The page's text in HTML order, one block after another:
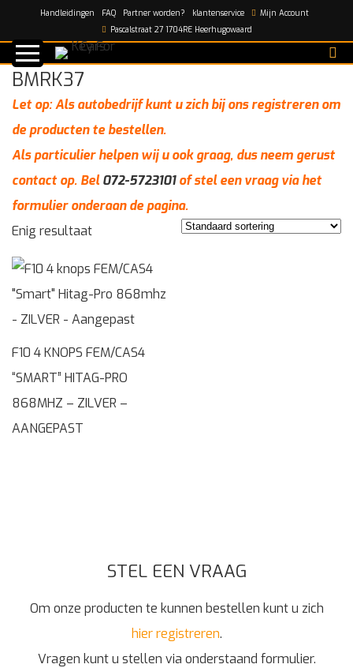
Handleidingen FAQ Partner worden? klantenservice
Mijn Account
Pascalstraat 27 1704RE Heerhugowaard
Home/BMRK37
BMRK37
Let op: Als autobedrijf kunt u zich bij ons registreren om
de producten te bestellen.
Als particulier helpen wij u ook graag, dus neem gerust
contact op. Bel072-5723101of stel een vraag via het
formulier onderaan de pagina.
Enig resultaat
F10 4 KNOPS FEM/CAS4
“SMART” HITAG-PRO
868MHZ – ZILVER –
AANGEPAST
STEL EEN VRAAG
Om onze producten te kunnen bestellen kunt u zich
hier registreren.
Vragen kunt u stellen via onderstaand formulier.